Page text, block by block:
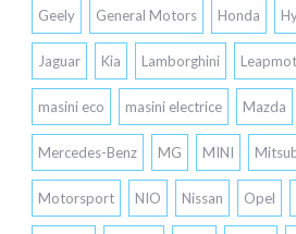
Geely General Motors Honda
Jaguar Kia Lamborghini
masini eco masini electrice Mazda
Mercedes-Benz MG MINI
Motorsport NIO Nissan Opel